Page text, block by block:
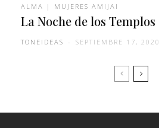
ALMA | MUJERES AMIJAI
La Noche de los Templos
TONEIDEAS - SEPTIEMBRE 17, 2020